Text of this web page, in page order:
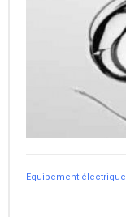
Equipement électrique